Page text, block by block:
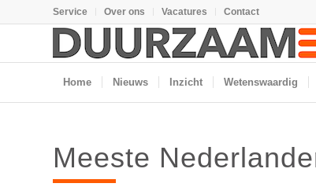
Service Over ons Vacatures Contact
Home Nieuws Inzicht Wetenswaardig
Meeste